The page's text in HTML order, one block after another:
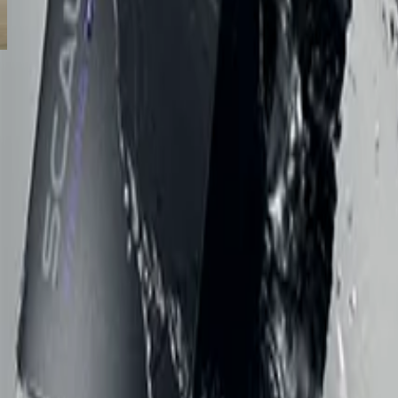
商品一覧 SCALP Dとは頭皮タイプチェック 頭皮・髪のケアガ
SCALP D SNS